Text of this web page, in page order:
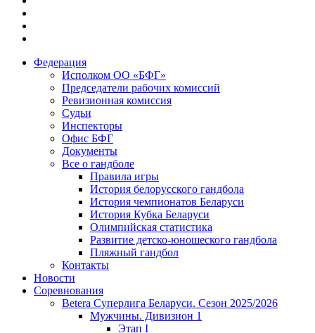
Федерация
Исполком ОО «БФГ»
Председатели рабочих комиссий
Ревизионная комиссия
Судьи
Инспекторы
Офис БФГ
Документы
Все о гандболе
Правила игры
История белорусского гандбола
История чемпионатов Беларуси
История Кубка Беларуси
Олимпийская статистика
Развитие детско-юношеского гандбола
Пляжный гандбол
Контакты
Новости
Соревнования
Betera Суперлига Беларуси. Сезон 2025/2026
Мужчины. Дивизион 1
Этап I